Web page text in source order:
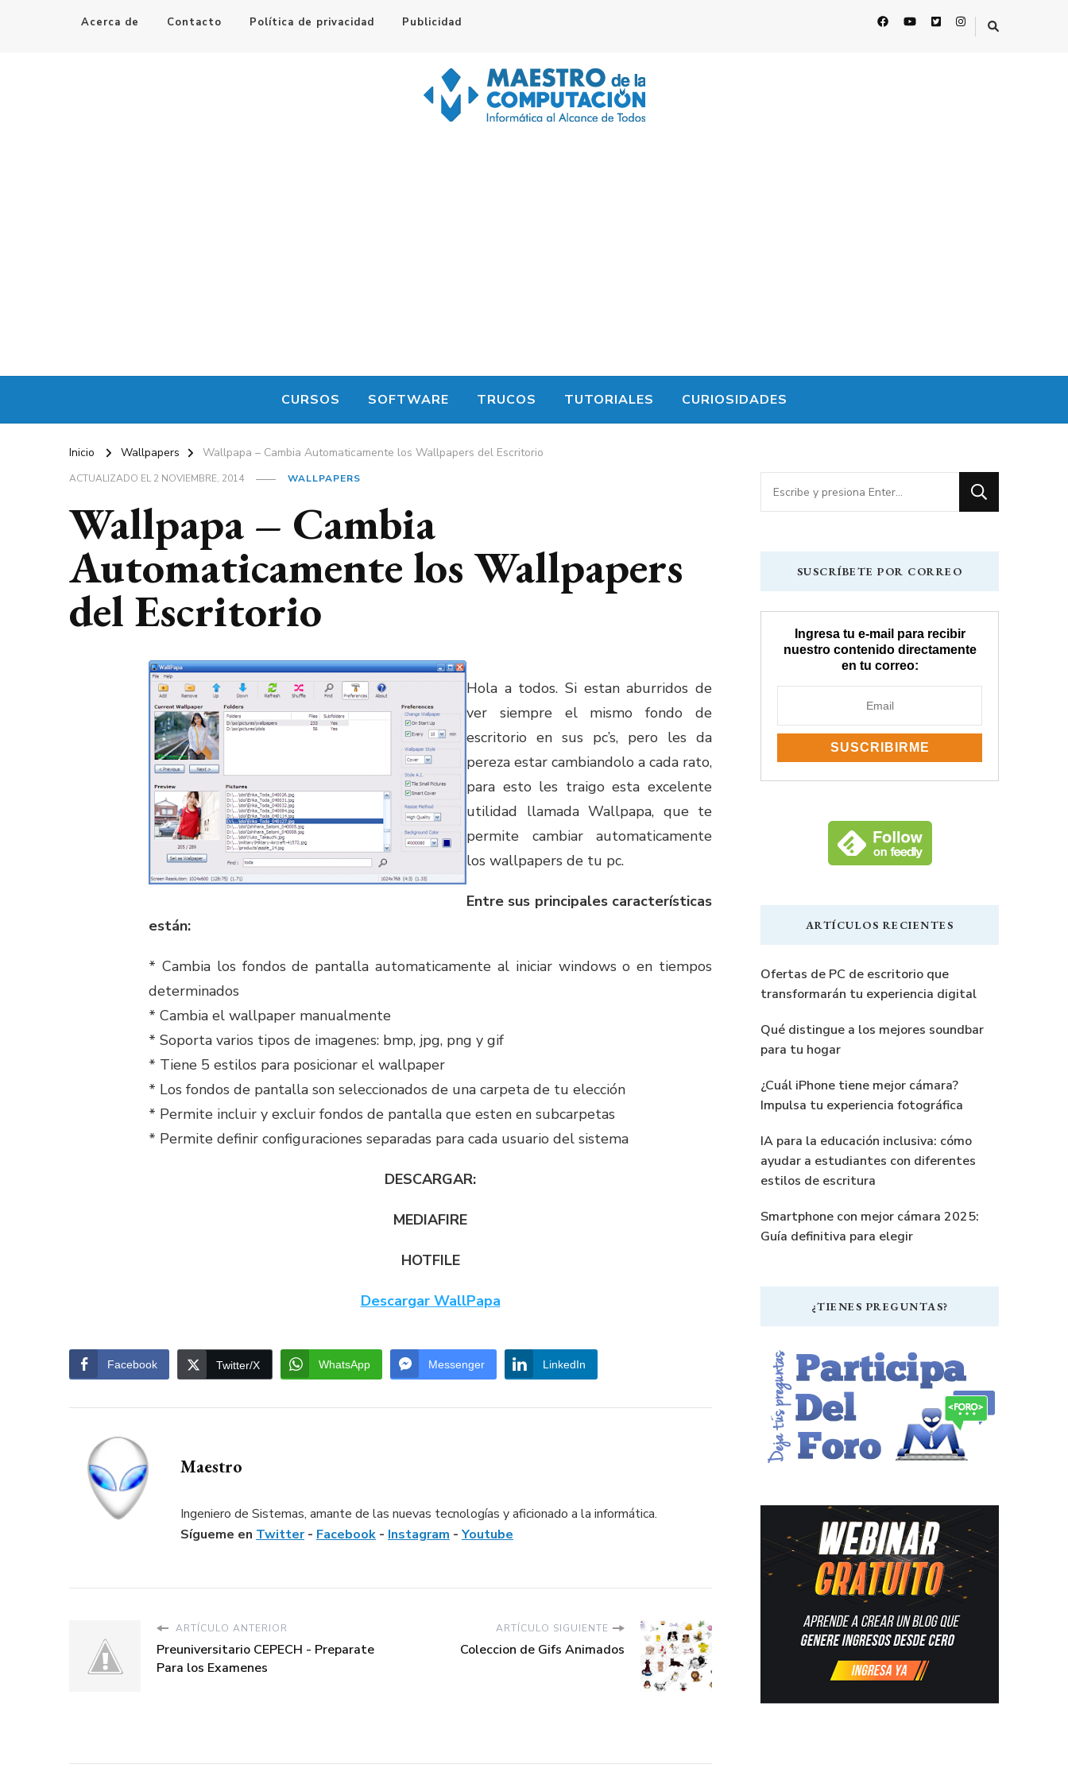
Acerca de Contacto Política de privacidad Publicidad
CURSOS SOFTWARE TRUCOS TUTORIALES CURIOSIDADES
Inicio Wallpapers Wallpapa – Cambia Automaticamente los Wallpapers del Escritorio
ACTUALIZADO EL2 NOVIEMBRE, 2014 WALLPAPERS
Wallpapa – Cambia
Automaticamente los Wallpapers
del Escritorio
Hola a todos. Si estan aburridos de
ver siempre el mismo fondo de
escritorio en sus pc’s, pero les da
pereza estar cambiandolo a cada rato,
para esto les traigo esta excelente
utilidad llamada Wallpapa, que te
permite cambiar automaticamente
los wallpapers de tu pc.
Entre sus principales características
están:
* Cambia los fondos de pantalla automaticamente al iniciar windows o en tiempos
determinados
* Cambia el wallpaper manualmente
* Soporta varios tipos de imagenes: bmp, jpg, png y gif
* Tiene 5 estilos para posicionar el wallpaper
* Los fondos de pantalla son seleccionados de una carpeta de tu elección
* Permite incluir y excluir fondos de pantalla que esten en subcarpetas
* Permite definir configuraciones separadas para cada usuario del sistema
DESCARGAR:
MEDIAFIRE
HOTFILE
Descargar WallPapa
Facebook Twitter/X WhatsApp Messenger LinkedIn
Maestro
Ingeniero de Sistemas, amante de las nuevas tecnologías y aficionado a la informática.
Sígueme en Twitter- Facebook - Instagram - Youtube
ARTÍCULO ANTERIOR
Preuniversitario CEPECH - Preparate
Para los Examenes
ARTÍCULO SIGUIENTE
Coleccion de Gifs Animados
¿Buscas
algo?
SUSCRÍBETE POR CORREO
Ingresa tu e-mail para recibir
nuestro contenido directamente
en tu correo:
ARTÍCULOS RECIENTES
Ofertas de PC de escritorio que
transformarán tu experiencia digital
Qué distingue a los mejores soundbar
para tu hogar
¿Cuál iPhone tiene mejor cámara?
Impulsa tu experiencia fotográfica
IA para la educación inclusiva: cómo
ayudar a estudiantes con diferentes
estilos de escritura
Smartphone con mejor cámara 2025:
Guía definitiva para elegir
¿TIENES PREGUNTAS?